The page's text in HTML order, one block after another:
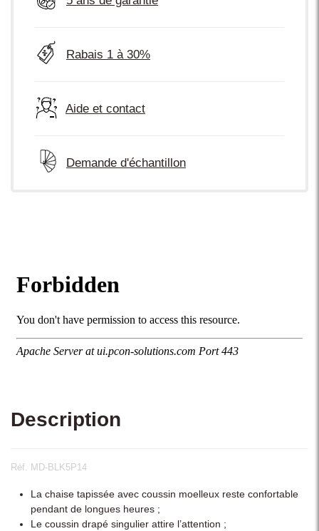
Rabais 1 à 30%
Aide et contact
Demande d'échantillon
Description
Réf. MD-BLK5P14
La chaise tapissée avec coussin moelleux reste confortable
pendant de longues heures ;
Le coussin drapé singulier attire l’attention ;